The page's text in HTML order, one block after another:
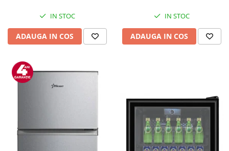
IN STOC
ADAUGA IN COS
IN STOC
ADAUGA IN COS